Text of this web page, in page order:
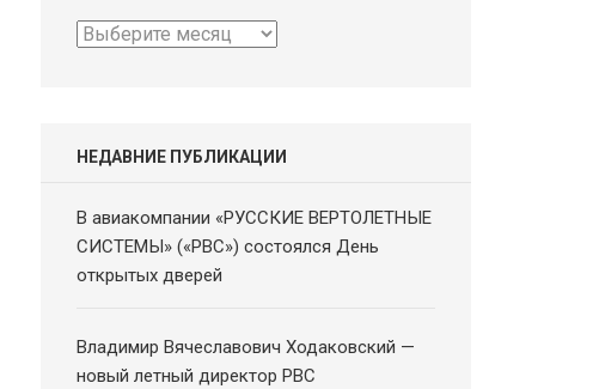
Архив
НЕДАВНИЕ ПУБЛИКАЦИИ
В авиакомпании «РУССКИЕ ВЕРТОЛЕТНЫЕ
СИСТЕМЫ» («РВС») состоялся День
открытых дверей
Владимир Вячеславович Ходаковский —
новый летный директор РВС